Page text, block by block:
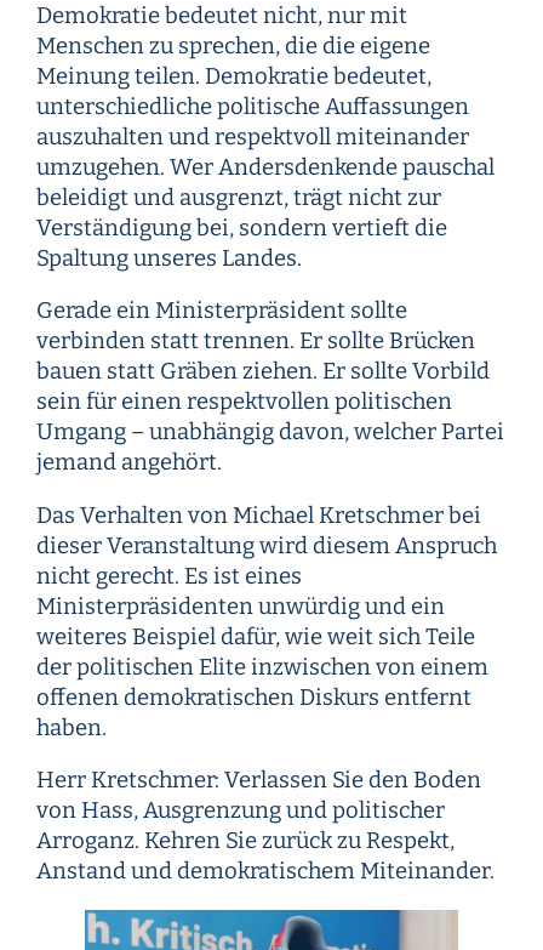
Demokratie bedeutet nicht, nur mit
Menschen zu sprechen, die die eigene
Meinung teilen. Demokratie bedeutet,
unterschiedliche politische Auffassungen
auszuhalten und respektvoll miteinander
umzugehen. Wer Andersdenkende pauschal
beleidigt und ausgrenzt, trägt nicht zur
Verständigung bei, sondern vertieft die
Spaltung unseres Landes.
Gerade ein Ministerpräsident sollte
verbinden statt trennen. Er sollte Brücken
bauen statt Gräben ziehen. Er sollte Vorbild
sein für einen respektvollen politischen
Umgang – unabhängig davon, welcher Partei
jemand angehört.
Das Verhalten von Michael Kretschmer bei
dieser Veranstaltung wird diesem Anspruch
nicht gerecht. Es ist eines
Ministerpräsidenten unwürdig und ein
weiteres Beispiel dafür, wie weit sich Teile
der politischen Elite inzwischen von einem
offenen demokratischen Diskurs entfernt
haben.
Herr Kretschmer: Verlassen Sie den Boden
von Hass, Ausgrenzung und politischer
Arroganz. Kehren Sie zurück zu Respekt,
Anstand und demokratischem Miteinander.